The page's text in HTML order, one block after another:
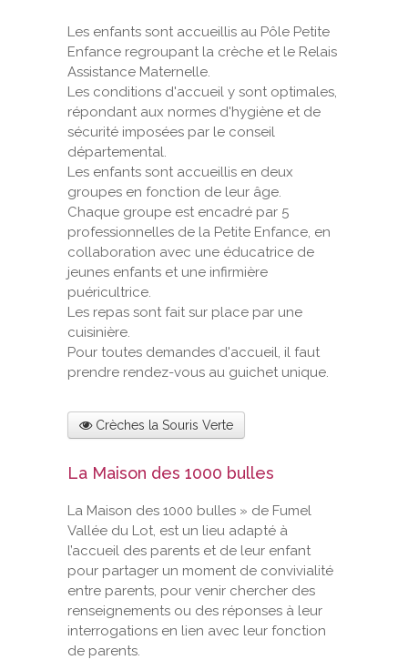
VOS DEMARCHES
VIE SCOLAIRE
SOCIAL
SPORTS ET LOISIRS
CULTURE ET PATRIMOINE
DÉCISIONS & DÉLIBÉRATIONS
RENDEZ-VOUS EN LIGNE
Les enfants sont accueillis au Pôle Petite
Enfance regroupant la crèche et le Relais
Assistance Maternelle.
Les conditions d'accueil y sont optimales,
répondant aux normes d'hygiène et de
sécurité imposées par le conseil
départemental.
Les enfants sont accueillis en deux
groupes en fonction de leur âge.
Chaque groupe est encadré par 5
professionnelles de la Petite Enfance, en
collaboration avec une éducatrice de
jeunes enfants et une infirmière
puéricultrice.
Les repas sont fait sur place par une
cuisinière.
Pour toutes demandes d'accueil, il faut
prendre rendez-vous au guichet unique.
Crèches la Souris Verte
La Maison des 1000 bulles
La Maison des 1000 bulles » de Fumel
Vallée du Lot, est un lieu adapté à
l’accueil des parents et de leur enfant
pour partager un moment de convivialité
entre parents, pour venir chercher des
renseignements ou des réponses à leur
interrogations en lien avec leur fonction
de parents.